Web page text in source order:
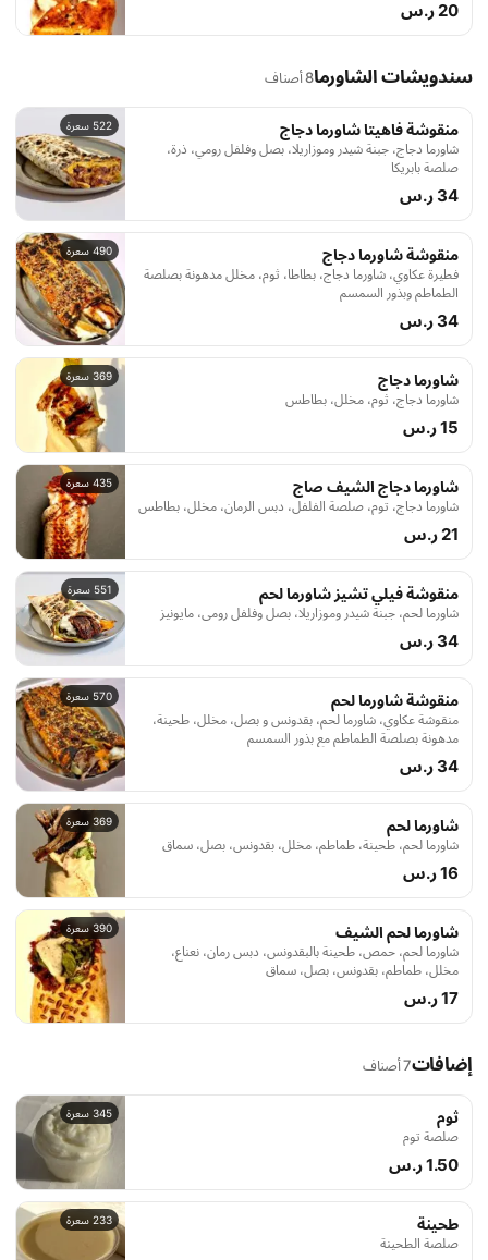
20 ر.س
سندويشات الشاورما8 أصناف
522 سعرة منقوشة فاهيتا شاورما دجاج
شاورما دجاج، جبنة شيدر وموزاريلا، بصل وفلفل رومي، ذرة،
صلصة بابريكا
34 ر.س
490 سعرة منقوشة شاورما دجاج
فطيرة عكاوي، شاورما دجاج، بطاطا، ثوم، مخلل مدهونة بصلصة
الطماطم وبذور السمسم
34 ر.س
369 سعرة شاورما دجاج
شاورما دجاج، ثوم، مخلل، بطاطس
15 ر.س
435 سعرة شاورما دجاج الشيف صاج
شاورما دجاج، توم، صلصة الفلفل، دبس الرمان، مخلل، بطاطس
21 ر.س
551 سعرة منقوشة فيلي تشيز شاورما لحم
شاورما لحم، جبنة شيدر وموزاريلا، بصل وفلفل رومي، مايونيز
34 ر.س
570 سعرة منقوشة شاورما لحم
منقوشة عكاوي، شاورما لحم، بقدونس و بصل، مخلل، طحينة،
مدهونة بصلصة الطماطم مع بذور السمسم
34 ر.س
369 سعرة شاورما لحم
شاورما لحم، طحينة، طماطم، مخلل، بقدونس، بصل، سماق
16 ر.س
390 سعرة شاورما لحم الشيف
شاورما لحم، حمص، طحينة بالبقدونس، دبس رمان، نعناع،
مخلل، طماطم، بقدونس، بصل، سماق
17 ر.س
إضافات7 أصناف
345 سعرة ثوم
صلصة توم
1.50 ر.س
233 سعرة طحينة
صلصة الطحينة